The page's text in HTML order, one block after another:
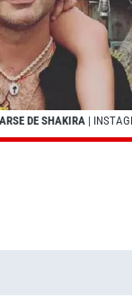
DE SHAKIRA |